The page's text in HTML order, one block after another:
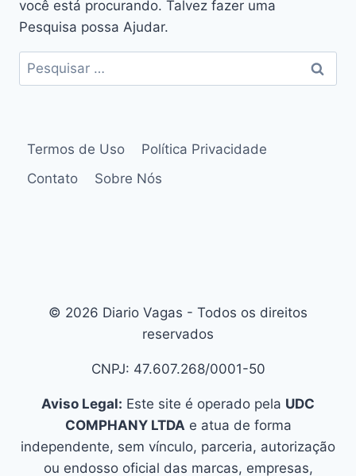
você está procurando. Talvez fazer uma
Pesquisa possa Ajudar.
Termos de Uso
Política Privacidade
Contato
Sobre Nós
© 2026 Diario Vagas - Todos os direitos
reservados
CNPJ: 47.607.268/0001-50
Aviso Legal: Este site é operado pela UDC
COMPHANY LTDAe atua de forma
independente, sem vínculo, parceria, autorização
ou endosso oficial das marcas, empresas,